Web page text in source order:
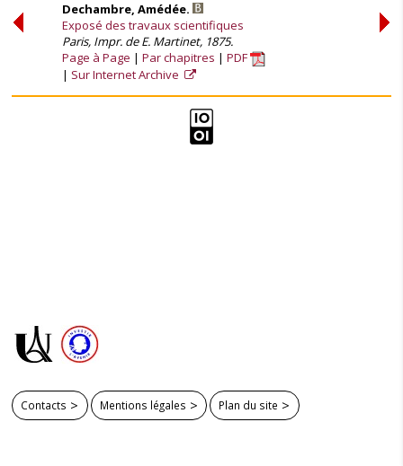
Dechambre, Amédée.
Exposé des travaux scientifiques
Paris, Impr. de E. Martinet, 1875.
Page à Page
Par chapitres
PDF
Sur Internet Archive
Contacts Mentions légales Plan du site